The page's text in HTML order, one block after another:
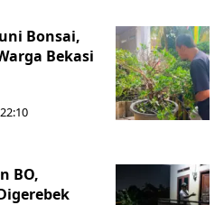
Bonsai,
Bekasi
BO,